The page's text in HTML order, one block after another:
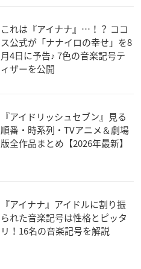
これは『アイナナ』…！？ ココ
ス公式が「ナナイロの幸せ」を8
月4日に予告♪ 7色の音楽記号テ
ィザーを公開
『アイドリッシュセブン』見る
順番・時系列・TVアニメ＆劇場
版全作品まとめ【2026年最新】
『アイナナ』アイドルに割り振
られた音楽記号は性格とピッタ
リ！16名の音楽記号を解説